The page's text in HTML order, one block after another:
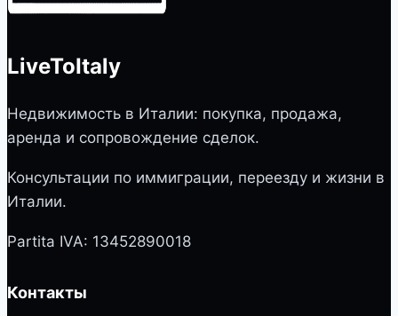
LiveToItaly
Недвижимость в Италии: покупка, продажа,
аренда и сопровождение сделок.
Консультации по иммиграции, переезду и жизни в
Италии.
Partita IVA: 13452890018
Контакты